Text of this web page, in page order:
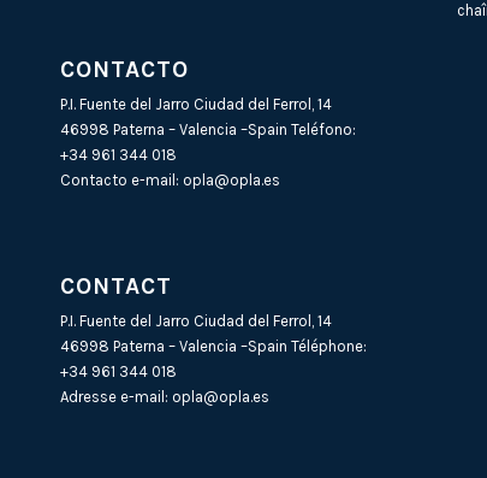
CONTACTO
P.I. Fuente del Jarro Ciudad del Ferrol, 14
46998 Paterna – Valencia –Spain Teléfono:
+34 961 344 018
Contacto e-mail: opla@opla.es
CONTACT
P.I. Fuente del Jarro Ciudad del Ferrol, 14
46998 Paterna – Valencia –Spain Téléphone:
+34 961 344 018
Adresse e-mail: opla@opla.es